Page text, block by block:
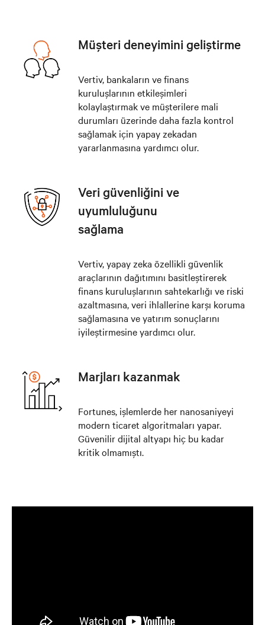
Müşteri deneyimini geliştirme
Vertiv, bankaların ve finans
kuruluşlarının etkileşimleri
kolaylaştırmak ve müşterilere mali
durumları üzerinde daha fazla kontrol
sağlamak için yapay zekadan
yararlanmasına yardımcı olur.
Veri güvenliğini ve
uyumluluğunu
sağlama
Vertiv, yapay zeka özellikli güvenlik
araçlarının dağıtımını basitleştirerek
finans kuruluşlarının sahtekarlığı ve riski
azaltmasına, veri ihlallerine karşı koruma
sağlamasına ve yatırım sonuçlarını
iyileştirmesine yardımcı olur.
Marjları kazanmak
Fortunes, işlemlerde her nanosaniyeyi
modern ticaret algoritmaları yapar.
Güvenilir dijital altyapı hiç bu kadar
kritik olmamıştı.